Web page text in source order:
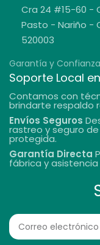
Cra 24 #15-60 -
Pasto - Nariño -
520003
Garantía y Confianza
Soporte Local
Contamos con
brindarte respaldo
Envíos Seguros
rastreo y seguro
protegida.
Garantía Directa
fábrica y